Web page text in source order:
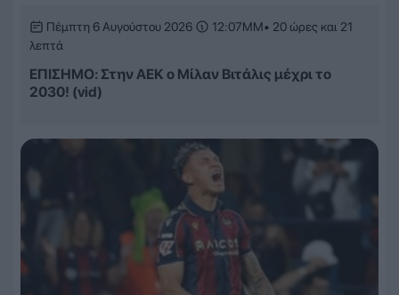
Πέμπτη 6 Αυγούστου 2026 12:07ΜΜ• 20 ώρες και 21
λεπτά
ΕΠΙΣΗΜΟ: Στην ΑΕΚ ο Μίλαν Βιτάλις μέχρι το
2030! (vid)